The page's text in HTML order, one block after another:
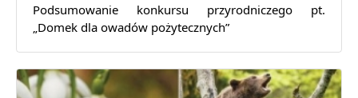
Podsumowanie konkursu przyrodniczego pt.
„Domek dla owadów pożytecznych”